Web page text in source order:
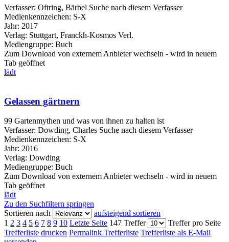
Verfasser: Oftring, Bärbel Suche nach diesem Verfasser
Medienkennzeichen: S-X
Jahr: 2017
Verlag: Stuttgart, Franckh-Kosmos Verl.
Mediengruppe: Buch
Zum Download von externem Anbieter wechseln - wird in neuem
Tab geöffnet
lädt
Gelassen gärtnern
99 Gartenmythen und was von ihnen zu halten ist
Verfasser: Dowding, Charles Suche nach diesem Verfasser
Medienkennzeichen: S-X
Jahr: 2016
Verlag: Dowding
Mediengruppe: Buch
Zum Download von externem Anbieter wechseln - wird in neuem
Tab geöffnet
lädt
Zu den Suchfiltern springen
Sortieren nach
aufsteigend sortieren
1 2 3 4 5 6 7 8 9 10 Letzte Seite 147 Treffer
Treffer pro Seite
Trefferliste drucken Permalink Trefferliste Trefferliste als E-Mail